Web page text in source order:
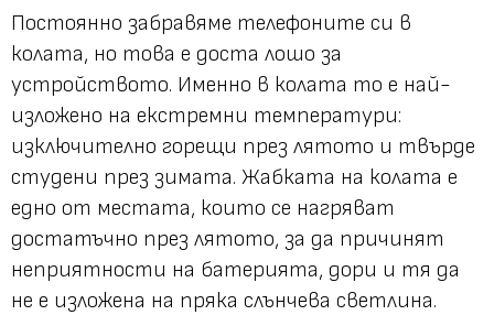
Постоянно забравяме телефоните си в
колата, но това е доста лошо за
устройството. Именно в колата то е най-
изложено на екстремни температури:
изключително горещи през лятото и твърде
студени през зимата. Жабката на колата е
едно от местата, които се нагряват
достатъчно през лятото, за да причинят
неприятности на батерията, дори и тя да
не е изложена на пряка слънчева светлина.